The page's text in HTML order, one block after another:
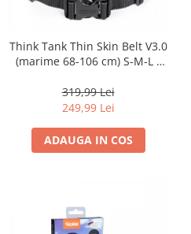
Tocuri si huse protectie aparate
Hamuri si Centuri foto
Curele Aparat - Umar
Genti Laptop si iPad
Hand Strap / Grip
Troller
Video / Camere si accesorii
Camere video profesionale
Think Tank Thin Skin Belt V3.0
(marime 68-106 cm) S-M-L -
319,99 Lei
249,99 Lei
ADAUGA IN COS